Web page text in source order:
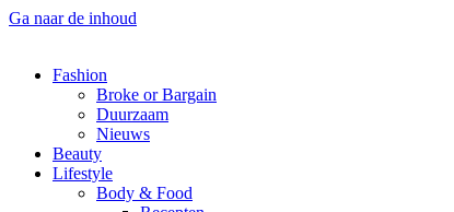
Ga naar de inhoud
Fashion
Broke or Bargain
Duurzaam
Nieuws
Beauty
Lifestyle
Body & Food